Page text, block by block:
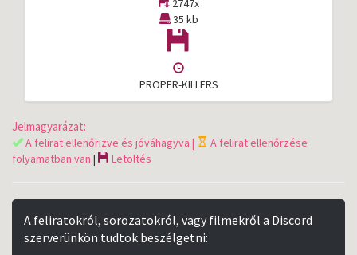
2747x
35 kb
PROPER-KILLERS
Jelmagyarázat:
A felirat ellenőrizve és jóváhagyva |
A felirat ellenőrzése
folyamatban van | Letöltés
A feliratokról, sorozatokról, vagy filmekről a Discord
szerverünkön tudtok beszélgetni: